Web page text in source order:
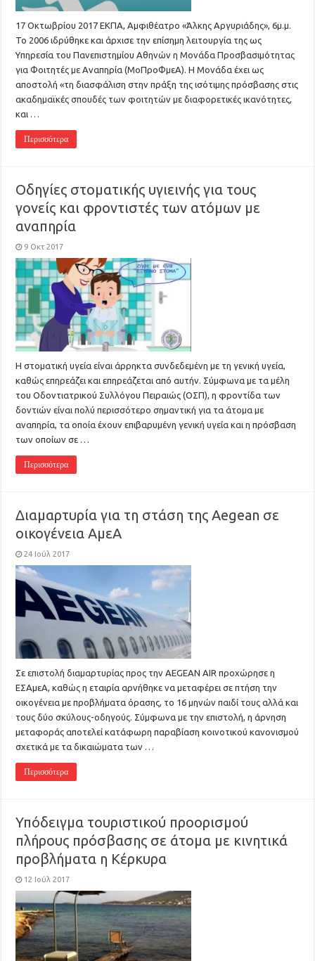
17 Οκτωβρίου 2017 ΕΚΠΑ, Αμφιθέατρο «Άλκης Αργυριάδης», 6μ.μ.
Το 2006 ιδρύθηκε και άρχισε την επίσημη λειτουργία της ως
Υπηρεσία του Πανεπιστημίου Αθηνών η Μονάδα Προσβασιμότητας
για Φοιτητές με Αναπηρία (ΜοΠροΦμεΑ). Η Μονάδα έχει ως
αποστολή «τη διασφάλιση στην πράξη της ισότιμης πρόσβασης στις
ακαδημαϊκές σπουδές των φοιτητών με διαφορετικές ικανότητες,
και …
Περισσότερα
Οδηγίες στοματικής υγιεινής για τους
γονείς και φροντιστές των ατόμων με
αναπηρία
9 Οκτ 2017
Η στοματική υγεία είναι άρρηκτα συνδεδεμένη με τη γενική υγεία,
καθώς επηρεάζει και επηρεάζεται από αυτήν. Σύμφωνα με τα μέλη
του Οδοντιατρικού Συλλόγου Πειραιώς (ΟΣΠ), η φροντίδα των
δοντιών είναι πολύ περισσότερο σημαντική για τα άτομα με
αναπηρία, τα οποία έχουν επιβαρυμένη γενική υγεία και η πρόσβαση
των οποίων σε …
Περισσότερα
Διαμαρτυρία για τη στάση της Aegean σε
οικογένεια ΑμεΑ
24 Ιούλ 2017
Σε επιστολή διαμαρτυρίας προς την AEGEAN AIR προχώρησε η
ΕΣΑμεΑ, καθώς η εταιρία αρνήθηκε να μεταφέρει σε πτήση την
οικογένεια με προβλήματα όρασης, το 16 μηνών παιδί τους αλλά και
τους δύο σκύλους-οδηγούς. Σύμφωνα με την επιστολή, η άρνηση
μεταφοράς αποτελεί κατάφωρη παραβίαση κοινοτικού κανονισμού
σχετικά με τα δικαιώματα των …
Περισσότερα
Υπόδειγμα τουριστικού προορισμού
πλήρους πρόσβασης σε άτομα με κινητικά
προβλήματα η Κέρκυρα
12 Ιούλ 2017